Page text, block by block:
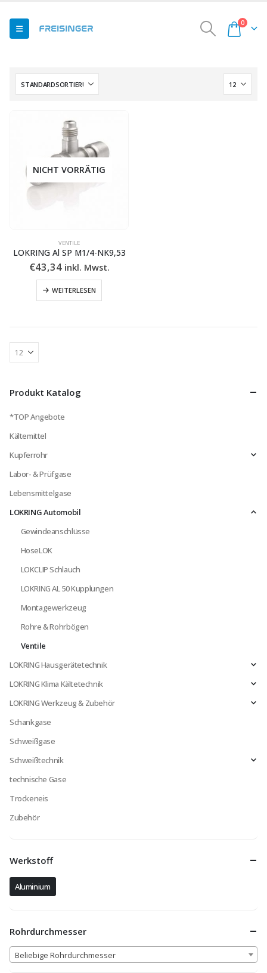
0
NICHT VORRÄTIG
VENTILE
LOKRING Al SP M1/4-NK9,53
€43,34 inkl. Mwst.
WEITERLESEN
Produkt Katalog
*TOP Angebote
Kältemittel
Kupferrohr
Labor- & Prüfgase
Lebensmittelgase
LOKRING Automobil
Gewindeanschlüsse
HoseLOK
LOKCLIP Schlauch
LOKRING AL 50 Kupplungen
Montagewerkzeug
Rohre & Rohrbögen
Ventile
LOKRING Hausgerätetechnik
LOKRING Klima Kältetechnik
LOKRING Werkzeug & Zubehör
Schankgase
Schweißgase
Schweißtechnik
technische Gase
Trockeneis
Zubehör
Werkstoff
Aluminium
Rohrdurchmesser
Beliebige Rohrdurchmesser